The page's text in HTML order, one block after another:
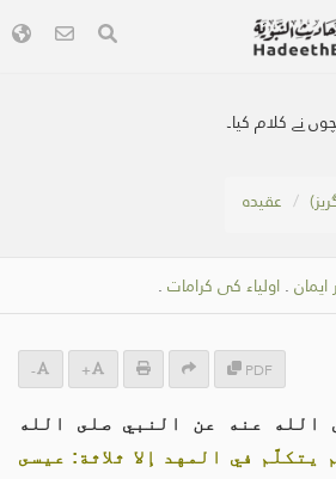
نے کلام کیا۔
عقیدہ
. اولیاء کی کرامات .
PDF
+
-
الله عنه عن النبي صلى الله
يتكلَّم في المهد إلا ثلاثة: عيسى